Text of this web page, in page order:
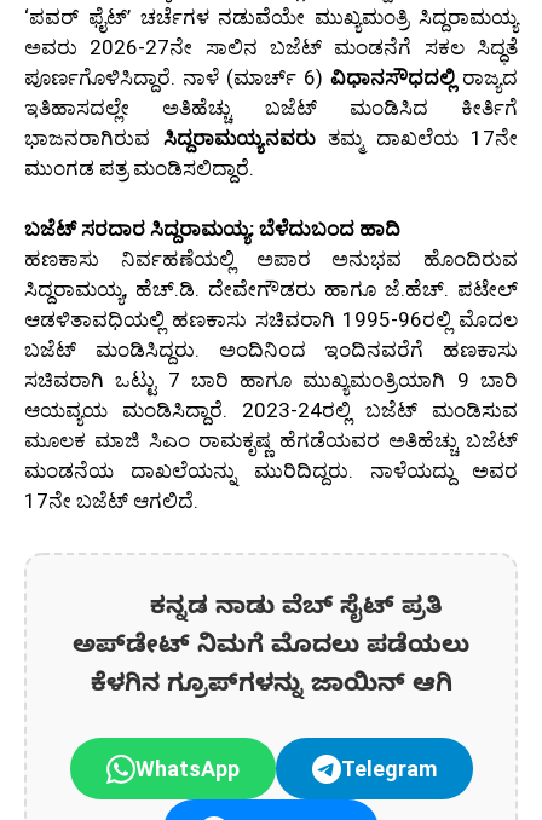
‘ಪವರ್ ಫೈಟ್’ ಚರ್ಚೆಗಳ ನಡುವೆಯೇ ಮುಖ್ಯಮಂತ್ರಿ ಸಿದ್ದರಾಮಯ್ಯ
ಅವರು 2026-27ನೇ ಸಾಲಿನ ಬಜೆಟ್ ಮಂಡನೆಗೆ ಸಕಲ ಸಿದ್ಧತೆ
ಪೂರ್ಣಗೊಳಿಸಿದ್ದಾರೆ. ನಾಳೆ (ಮಾರ್ಚ್ 6) ವಿಧಾನಸೌಧದಲ್ಲಿ ರಾಜ್ಯದ
ಇತಿಹಾಸದಲ್ಲೇ ಅತಿಹೆಚ್ಚು ಬಜೆಟ್ ಮಂಡಿಸಿದ ಕೀರ್ತಿಗೆ
ಭಾಜನರಾಗಿರುವ ಸಿದ್ದರಾಮಯ್ಯನವರುತಮ್ಮ ದಾಖಲೆಯ 17ನೇ
ಮುಂಗಡ ಪತ್ರ ಮಂಡಿಸಲಿದ್ದಾರೆ.
ಬಜೆಟ್ ಸರದಾರ ಸಿದ್ದರಾಮಯ್ಯ: ಬೆಳೆದುಬಂದ ಹಾದಿ
ಹಣಕಾಸು ನಿರ್ವಹಣೆಯಲ್ಲಿ ಅಪಾರ ಅನುಭವ ಹೊಂದಿರುವ
ಸಿದ್ದರಾಮಯ್ಯ, ಹೆಚ್.ಡಿ. ದೇವೇಗೌಡರು ಹಾಗೂ ಜೆ.ಹೆಚ್. ಪಟೇಲ್
ಆಡಳಿತಾವಧಿಯಲ್ಲಿ ಹಣಕಾಸು ಸಚಿವರಾಗಿ 1995-96ರಲ್ಲಿ ಮೊದಲ
ಬಜೆಟ್ ಮಂಡಿಸಿದ್ದರು. ಅಂದಿನಿಂದ ಇಂದಿನವರೆಗೆ ಹಣಕಾಸು
ಸಚಿವರಾಗಿ ಒಟ್ಟು 7 ಬಾರಿ ಹಾಗೂ ಮುಖ್ಯಮಂತ್ರಿಯಾಗಿ 9 ಬಾರಿ
ಆಯವ್ಯಯ ಮಂಡಿಸಿದ್ದಾರೆ. 2023-24ರಲ್ಲಿ ಬಜೆಟ್ ಮಂಡಿಸುವ
ಮೂಲಕ ಮಾಜಿ ಸಿಎಂ ರಾಮಕೃಷ್ಣ ಹೆಗಡೆಯವರ ಅತಿಹೆಚ್ಚು ಬಜೆಟ್
ಮಂಡನೆಯ ದಾಖಲೆಯನ್ನು ಮುರಿದಿದ್ದರು. ನಾಳೆಯದ್ದು ಅವರ
17ನೇ ಬಜೆಟ್ ಆಗಲಿದೆ.
ಕನ್ನಡ ನಾಡು ವೆಬ್ ಸೈಟ್ ಪ್ರತಿ
ಅಪ್‌ಡೇಟ್‌ ನಿಮಗೆ ಮೊದಲು ಪಡೆಯಲು
ಕೆಳಗಿನ ಗ್ರೂಪ್‌ಗಳನ್ನು ಜಾಯಿನ್ ಆಗಿ
WhatsApp Telegram